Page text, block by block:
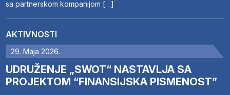
sa partnerskom kompanijom […]
AKTIVNOSTI
29. Maja 2026.
UDRUŽENJE „SWOT“ NASTAVLJA SA
PROJEKTOM “FINANSIJSKA PISMENOST”